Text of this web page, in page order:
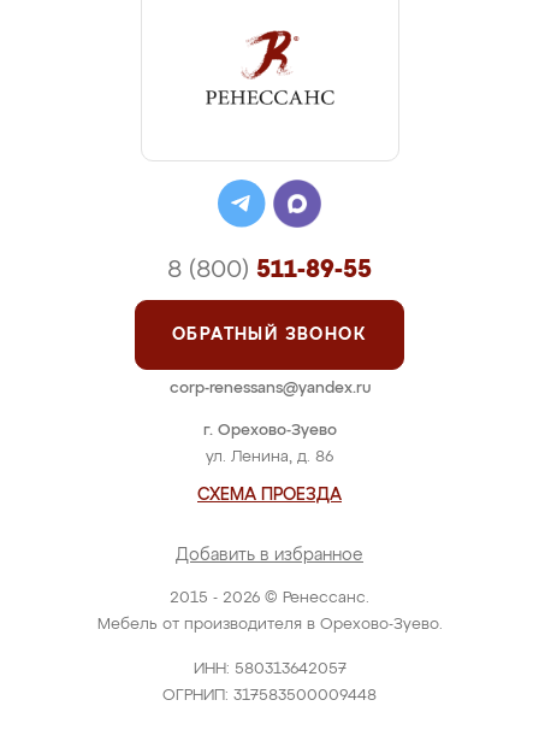
2015 - 2026 © Ренессанс.
Мебель от производителя в Орехово-Зуево.
ИНН: 580313642057
ОГРНИП: 317583500009448
г. Орехово-Зуево
ул. Ленина, д. 86
СХЕМА ПРОЕЗДА
Добавить в избранное
8 (800) 511-89-55
ОБРАТНЫЙ ЗВОНОК
corp-renessans@yandex.ru